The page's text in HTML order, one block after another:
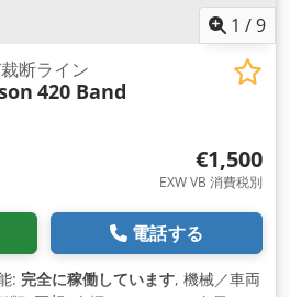
1 /9
断ライン
420 Band
€1,500
EXW VB 消費税別
電話する
: 完全に稼働しています, 機械／車両